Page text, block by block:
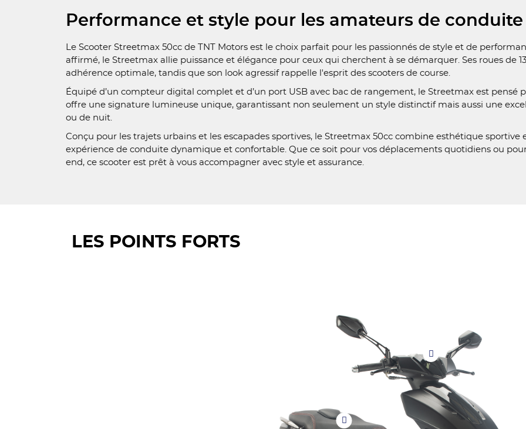
Performance et style pour les amateurs de
Le Scooter Streetmax 50cc de TNT Motors est le choix parfait pour les passionnés de style et de
affirmé, le Streetmax allie puissance et élégance pour ceux qui cherchent à se démarquer. Ses roues de
adhérence optimale, tandis que son look agressif rappelle l'esprit des scooters de course.
Équipé d’un compteur digital complet et d’un port USB avec bac de rangement, le Streetmax est
offre une signature lumineuse unique, garantissant non seulement un style distinctif mais aussi une
ou de nuit.
Conçu pour les trajets urbains et les escapades sportives, le Streetmax 50cc combine esthétique
expérience de conduite dynamique et confortable. Que ce soit pour vos déplacements quotidiens ou
end, ce scooter est prêt à vous accompagner avec style et assurance.
LES POINTS FORTS